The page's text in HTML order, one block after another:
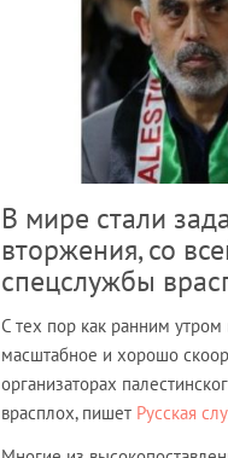
В мире стали
вторжения, со
спецслужбы
С тех пор как ранним
масштабное и хорошо
организаторах
врасплох, пишет Русская